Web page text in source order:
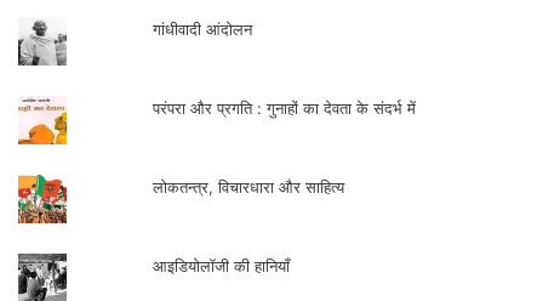
गांधीवादी आंदोलन
परंपरा और प्रगति : गुनाहों का देवता के संदर्भ में
लोकतन्त्र, विचारधारा और साहित्य
आइडियोलॉजी की हानियाँ